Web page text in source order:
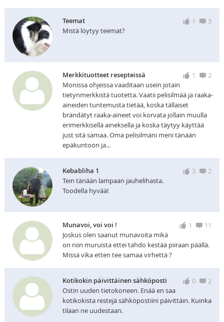
1 3
Teemat
Mistä löytyy teemat?
1 2
Merkkituotteet resepteissä
Monissa ohjeissa vaaditaan usein jotain
tietynmerkkistä tuotetta. Vaatii pelisilmää ja raaka-
aineiden tuntemusta tietää, koska tällaiset
brändätyt raaka-aineet voi korvata jollain muulla
erimerkkisellä aineksella ja koska täytyy käyttää
just sitä samaa. Oma pelisilmäni meni tänään
epäkuntoon ja...
3 2
Kebabliha 1
Tein tänään lampaan jauhelihasta.
Toodella hyvää!
1 11
Munavoi, voi voi !
Joskus olen saanut munavoita mikä
on niin muruista ettei tahdo kestää piiraan päällä.
Missä vika etten tee samaa virhettä ?
0 2
Kotikokin päivittäinen sähköposti
Ostin uuden tietokoneen. Enää en saa
kotikokista restejä sähköpostiini päivittäin. Kuinka
tilaan ne uudestaan.